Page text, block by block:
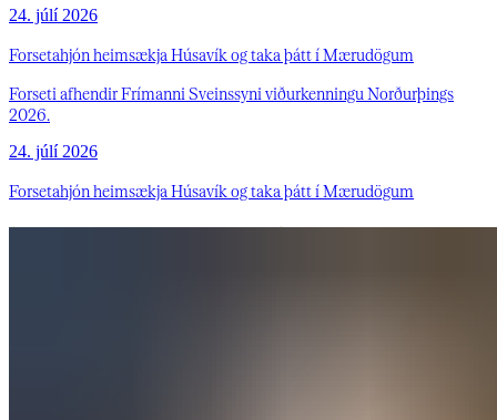
24. júlí 2026
Forsetahjón heimsækja Húsavík og taka þátt í Mærudögum
Forseti afhendir Frímanni Sveinssyni viðurkenningu Norðurþings
2026.
24. júlí 2026
Forsetahjón heimsækja Húsavík og taka þátt í Mærudögum